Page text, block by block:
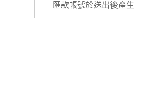
匯款帳號於送出後產生